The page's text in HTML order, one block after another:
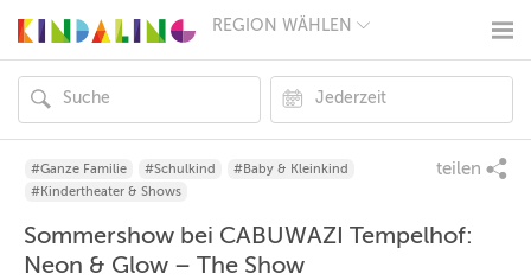
REGION WÄHLEN
MÜNCHEN
HAMBURG
FRANKFURT
KÖLN
DÜSSELDORF
HANNOVER
LEIPZIG
#Ganze Familie #Schulkind
#Baby & Kleinkind
#Kindertheater & Shows
teilen
Sommershow bei CABUWAZI Tempelhof:
Neon & Glow – The Show